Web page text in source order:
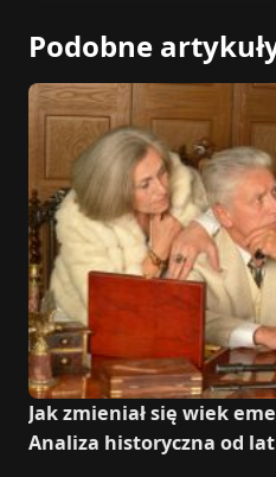
Podobne
Jak zmieniał się wiek
Analiza historyczna od lat